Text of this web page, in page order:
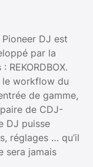
DJ est
par la
le workflow du
de gamme,
de CDJ-
DJ puisse
réglages … qu’il
sera jamais